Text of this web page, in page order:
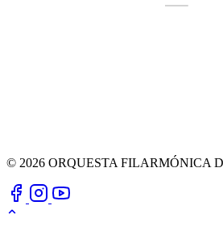
© 2026 ORQUESTA FILARMÓNICA